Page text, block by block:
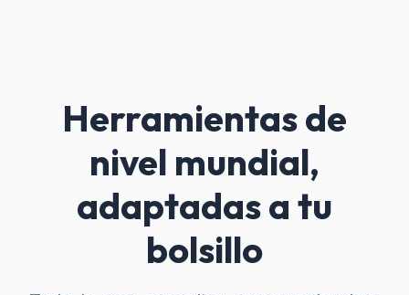
Herramientas de
nivel mundial,
adaptadas a tu
bolsillo